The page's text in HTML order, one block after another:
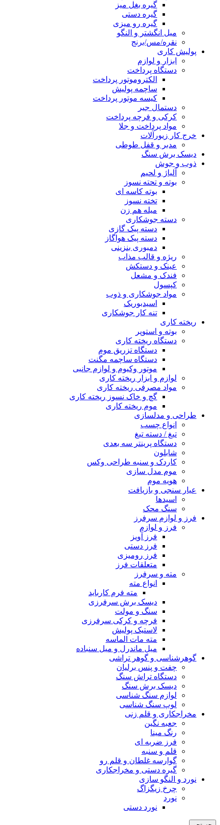
گیره بغل میز
گیره دستی
گیره رو میزی
میل انگشتر و النگو
نقره/مس/برنج
پولیش کاری
ابزار و لوازم
دستگاه پرداخت
الکتروموتور پرداخت
ساچمه پولیش
کیسه موتور پرداخت
دستمال جیر
کرکی و فرچه پرداخت
مواد پرداخت و جلا
خرج کار زیورآلات
مدبر و قفل طوطی
دیسک برش سنگ
ذوب و جوش
آلیاژ و لحیم
بوته و تحته نسوز
بوته کاسه ای
تخته نسوز
میله هم زن
دسته جوشکاری
دسته پیک گازی
دسته پیک هواگاز
دمبوری بنزینی
ریژه و قالب مذاب
عینک و دستکش
فندک و مشعل
کپسول
مواد جوشکاری و ذوب
اسیدبوریک
تنه کار جوشکاری
ریخته کاری
بوته و استوپر
دستگاه ریخته کاری
دستگاه تزریق موم
دستگاه ساچمه مگنت
موتور وکیوم و لوازم جانبی
لوازم و ابزار ریخته کاری
مواد مصرفی ریخته کاری
گچ و خاک نسوز ریخته کاری
موم ریخته کاری
طراحی و مدلسازی
انواع چسب
تیغ / دسته تیغ
دستگاه پرینتر سه بعدی
شابلون
کاردک و سنبه طراحی وکس
موم مدل سازی
هویه موم
عیار سنجی و بازیافت
اسیدها
سنگ محک
فرز و لوازم سرفرز
فرز و لوازم
فرز آویز
فرز دستی
فرز رومیزی
متعلقات فرز
مته و سرفرز
انواع مته
مته فرم کارباید
دیسک برش سرفرزی
سنگ و مولت
فرچه و کرکی سرفرزی
لاستیک پولیش
مته مات الماسه
میل ماندرل و میل سنباده
گوهرشناسی و گوهر تراشی
چفت و پنس برلیان
دستگاه تراش سنگ
دیسک برش سنگ
لوازم سنگ شناسی
لوپ سنگ شناسی
مخراجکاری و قلم زنی
جعبه نگین
رنگ مینا
فرز ضربه ای
قلم و سنبه
گوارسه غلطان و قلم رو
گیره دستی و مخراجکاری
نورد و النگو سازی
چرخ زیگزاگ
نورد
نورد دستی